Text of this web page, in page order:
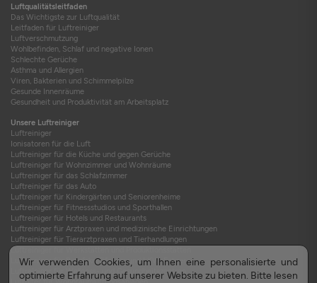
Wir verwenden Cookies, um Ihnen eine personalisierte und
optimierte Erfahrung auf unserer Website zu bieten. Bitte lesen
Luftqualitätsleitfaden
Das Wichtigste zur Luftqualität
Leitfaden für Luftreiniger
Luftverschmutzung
Wohlbefinden, Schlaf und negative Ionen
Schlechte Gerüche
Asthma und Allergien
Viren, Bakterien und Schimmelpilze
Gesunde Innenräume
Gesundheit und Produktivität am Arbeitsplatz
Unsere Luftreiniger
Luftreiniger
Ionisatoren für die Luft
Luftreiniger für die Küche und gegen Gerüche
Luftreiniger für Wohnzimmer und Wohnräume
Luftreiniger für das Schlafzimmer
Luftreiniger für das Auto
Luftreiniger für Kindergärten und Seniorenheime
Luftreiniger für Fitnessstudios und Sporthallen
Luftreiniger für Hotels und Restaurants
Luftreiniger für Arztpraxen und medizinische Einrichtungen
Luftreiniger für Tierarztpraxen und Tierhandlungen
Luftreiniger für Werkstätten und Produktionsstätten
Luftreiniger für Berufskraftfahrer und LKW-Fahrer
Luftreiniger für Wellness- und Gesundheitszentren